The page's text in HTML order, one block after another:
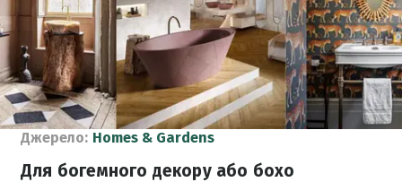
Джерело: Homes & Gardens
Для ​​богемного декору або бохо